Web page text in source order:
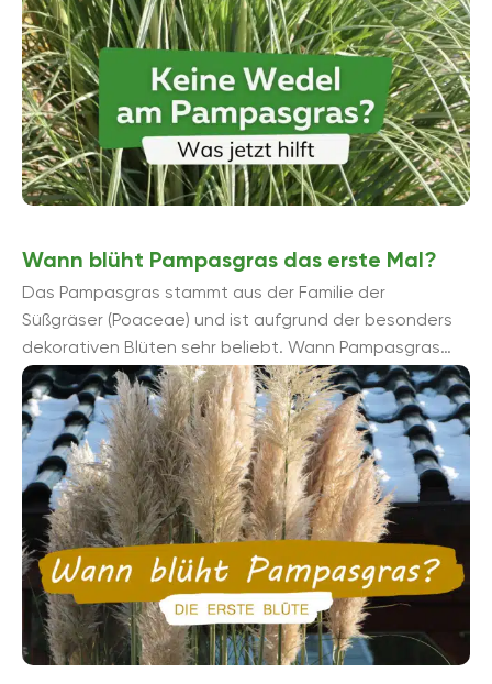
Wann blüht Pampasgras das erste Mal?
Das Pampasgras stammt aus der Familie der
Süßgräser (Poaceae) und ist aufgrund der besonders
dekorativen Blüten sehr beliebt. Wann Pampasgras
das erste Mal blüht und mehr ...